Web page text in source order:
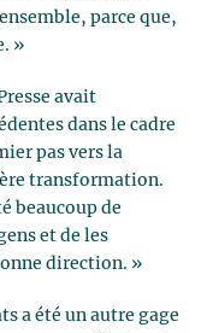
parce que,
»
avait
dans le cadre
pas vers la
transformation.
beaucoup de
et de les
direction. »
a été un autre gage